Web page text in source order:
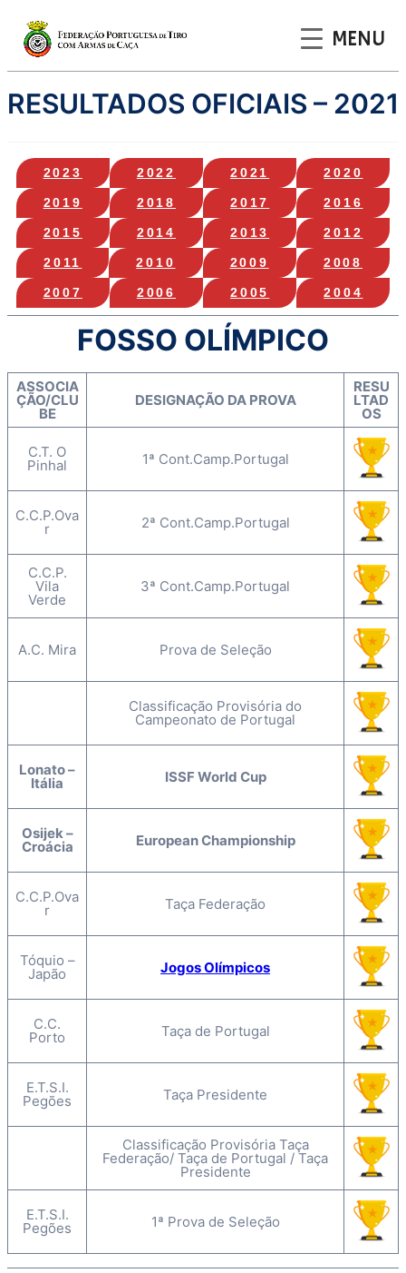
MENU
para
RESULTADOS OFICIAIS – 2021
2023 2022 2021 2020
2019 2018 2017 2016
2015 2014 2013 2012
2011 2010 2009 2008
2007 2006 2005 2004
FOSSO OLÍMPICO
ASSOCIA
ÇÃO/CLU
BE
DESIGNAÇÃO DA PROVA
RESU
LTAD
OS
C.T. O
Pinhal 1ª Cont.Camp.Portugal
C.C.P.Ova
r 2ª Cont.Camp.Portugal
C.C.P.
Vila
Verde
3ª Cont.Camp.Portugal
A.C. Mira Prova de Seleção
Classificação Provisória do
Campeonato de Portugal
Lonato –
Itália ISSF World Cup
Osijek –
Croácia European Championship
C.C.P.Ova
r Taça Federação
Tóquio –
Japão Jogos Olímpicos
C.C.
Porto Taça de Portugal
E.T.S.I.
Pegões Taça Presidente
Classificação Provisória Taça
Federação/ Taça de Portugal / Taça
Presidente
E.T.S.I.
Pegões 1ª Prova de Seleção